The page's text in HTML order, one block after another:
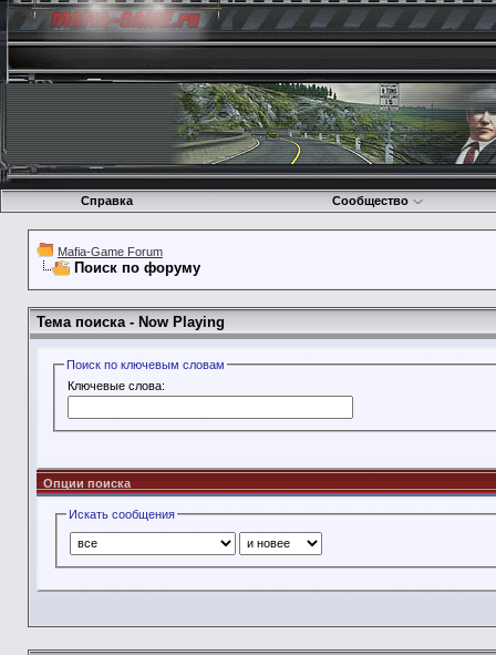
Справка Сообщество
Mafia-Game Forum
Поиск по форуму
Тема поиска - Now Playing
Поиск по ключевым словам
Ключевые слова:
Опции поиска
Искать сообщения